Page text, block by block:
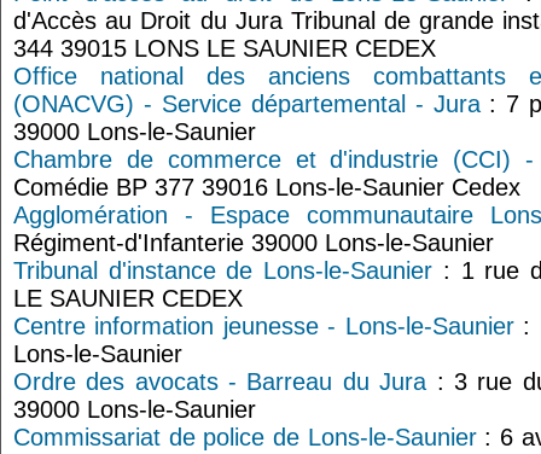
d'Accès au Droit du Jura Tribunal de grande
344 39015 LONS LE SAUNIER CEDEX
Office national des anciens combattants
(ONACVG) - Service départemental - Jura: 7
39000 Lons-le-Saunier
Chambre de commerce et d'industrie (CCI)
Comédie BP 377 39016 Lons-le-Saunier Cedex
Agglomération - Espace communautaire
Régiment-d'Infanterie 39000 Lons-le-Saunier
Tribunal d'instance de Lons-le-Saunier : 1 rue
LE SAUNIER CEDEX
Centre information jeunesse - Lons-le-Saunier:
Lons-le-Saunier
Ordre des avocats - Barreau du Jura : 3 rue
39000 Lons-le-Saunier
Commissariat de police de Lons-le-Saunier: 6